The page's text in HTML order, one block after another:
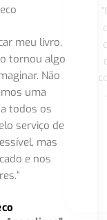
meu livro,
tornou algo
Não
uma
todos os
serviço de
mas
e nos